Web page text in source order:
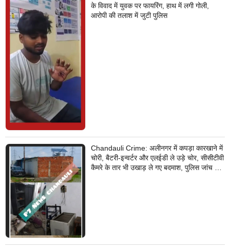
के विवाद में युवक पर फायरिंग, हाथ में लगी गोली,
आरोपी की तलाश में जुटी पुलिस
Chandauli Crime: अलीनगर में कपड़ा कारखाने में
चोरी, बैटरी-इन्वर्टर और एलईडी ले उड़े चोर, सीसीटीवी
कैमरे के तार भी उखाड़ ले गए बदमाश, पुलिस जांच में